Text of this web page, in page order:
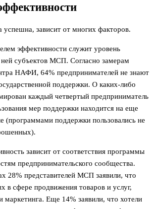
успешна, зависит от многих факторов.
эффективности служит уровень
субъектов МСП. Согласно замерам
НАФИ, 64% предпринимателей не знают
поддержки. О каких-либо
каждый четвертый предприниматель
мер поддержки находится на еще
(программами поддержки пользовались не
зависит от соответствия программы
предпринимательского сообщества.
28% представителей МСП заявили, что
в сфере продвижения товаров и услуг,
маркетинга. Еще 14% заявили, что хотели